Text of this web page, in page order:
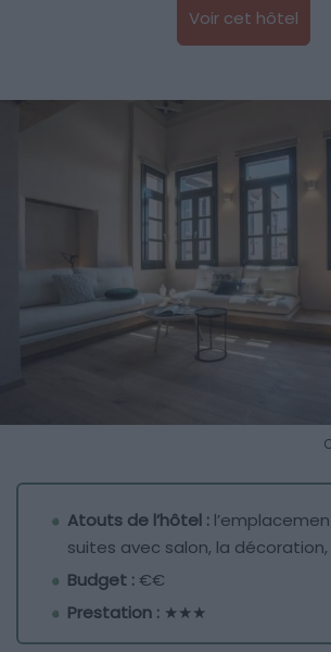
Voir cet hôtel
Atouts de l’hôtel :
suites avec salon, la décoration,
Budget :€€
Prestation : ★★★